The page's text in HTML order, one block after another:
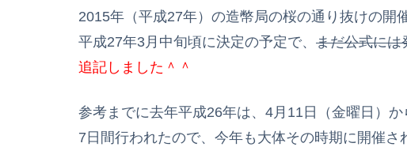
2015年（平成27年）の造幣局の桜の通り抜けの開
平成27年3月中旬頃に決定の予定で、 まだ公式には
追記しました＾＾
参考までに去年平成26年は、4月11日（金曜日）
7日間行われたので、今年も大体その時期に開催さ